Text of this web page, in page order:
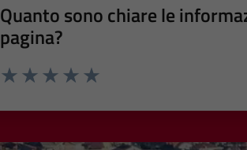
Quanto sono chiare le
pagina?